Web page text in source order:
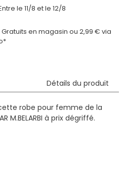
le 11/8 et le 12/8
en magasin ou 2,99 € via
Détails du produit
robe pour femme de la
M.BELARBI à prix dégriffé.